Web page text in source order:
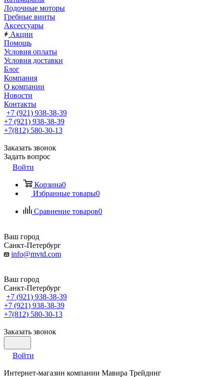
Лодочные моторы
Гребные винты
Аксессуары
Акции
Помощь
Условия оплаты
Условия доставки
Блог
Компания
О компании
Новости
Контакты
+7 (921) 938-38-39
+7 (921) 938-38-39
+7(812) 580-30-13
Заказать звонок
Задать вопрос
Войти
Корзина0
Избранные товары0
Сравнение товаров0
Ваш город
Санкт-Петербург
info@mvtd.com
Ваш город
Санкт-Петербург
+7 (921) 938-38-39
+7 (921) 938-38-39
+7(812) 580-30-13
Заказать звонок
Войти
Интернет-магазин компании Мавира Трейдинг